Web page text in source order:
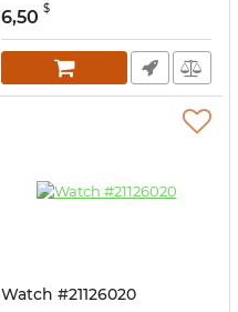
6,50 $
Watch #21126020